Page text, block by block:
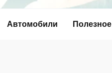
Автомобили Полезное